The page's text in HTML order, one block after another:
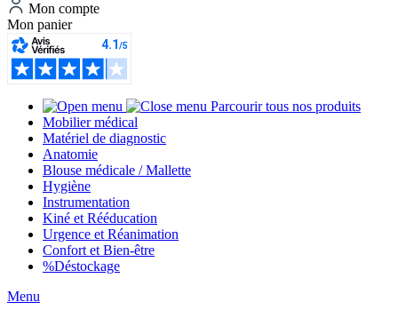
Mon compte
Mon panier
Parcourir tous nos produits
Mobilier médical
Matériel de diagnostic
Anatomie
Blouse médicale / Mallette
Hygiène
Instrumentation
Kiné et Rééducation
Urgence et Réanimation
Confort et Bien-être
%Déstockage
Menu